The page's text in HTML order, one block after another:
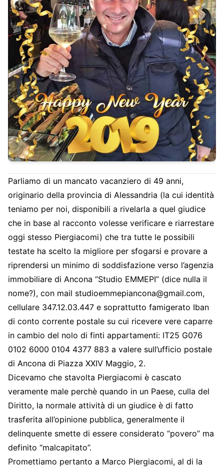
Parliamo di un mancato vacanziero di 49 anni,
originario della provincia di Alessandria (la cui identità
teniamo per noi, disponibili a rivelarla a quel giudice
che in base al racconto volesse verificare e riarrestare
oggi stesso Piergiacomi) che tra tutte le possibili
testate ha scelto la migliore per sfogarsi e provare a
riprendersi un minimo di soddisfazione verso l’agenzia
immobiliare di Ancona “Studio EMMEPI” (dice nulla il
nome?), con mail studioemmepiancona@gmail.com,
cellulare 347.12.03.447 e soprattutto famigerato Iban
di conto corrente postale su cui ricevere vere caparre
in cambio del nolo di finti appartamenti: IT25 G076
0102 6000 0104 4377 883 a valere sull’ufficio postale
di Ancona di Piazza XXIV Maggio, 2.
Dicevamo che stavolta Piergiacomi è cascato
veramente male perchè quando in un Paese, culla del
Diritto, la normale attività di un giudice è di fatto
trasferita all’opinione pubblica, generalmente il
delinquente smette di essere considerato “povero” ma
definito “malcapitato”.
Promettiamo pertanto a Marco Piergiacomi, al di la